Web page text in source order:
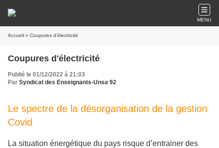
MENU
Accueil » Coupures d'électricité
Coupures d'électricité
Publié le 01/12/2022 à 21:03
Par Syndicat des Enseignants-Unsa 92
Le spectre de la désorganisation de la gestion
Covid
La situation énergétique du pays risque d’entrainer des